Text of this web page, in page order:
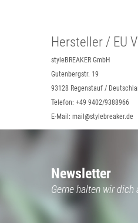
Hersteller / EU
styleBREAKER GmbH
Gutenbergstr. 19
93128 Regenstauf /
Telefon: +49 9402/9388966
E-Mail: mail@stylebreaker.de
Newsletter
Gerne halten wir